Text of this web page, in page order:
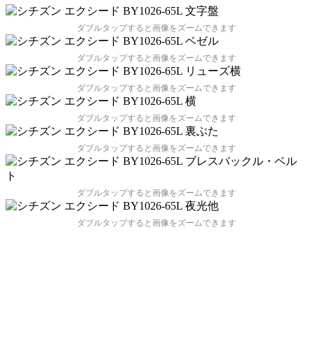
ダブルタップすると画像をズームできます
ダブルタップすると画像をズームできます
ダブルタップすると画像をズームできます
ダブルタップすると画像をズームできます
ダブルタップすると画像をズームできます
ダブルタップすると画像をズームできます
ダブルタップすると画像をズームできます